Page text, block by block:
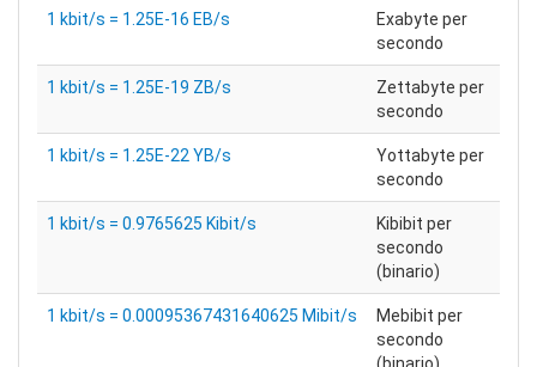
1 kbit/s = 1.25E-16 EB/s
Exabyte per
secondo
1 kbit/s = 1.25E-19 ZB/s
Zettabyte per
secondo
1 kbit/s = 1.25E-22 YB/s
Yottabyte per
secondo
1 kbit/s = 0.9765625 Kibit/s
Kibibit per
secondo
(binario)
1 kbit/s = 0.00095367431640625 Mibit/s
Mebibit per
secondo